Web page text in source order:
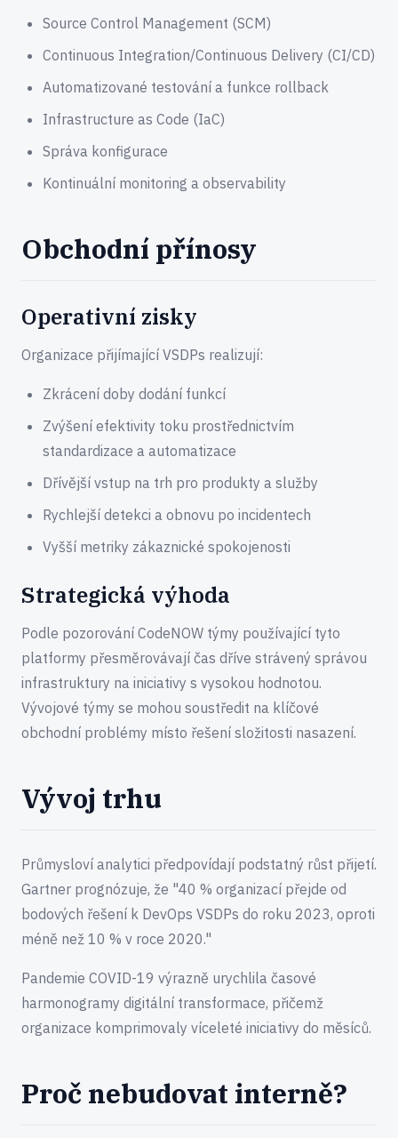
Source Control Management (SCM)
Continuous Integration/Continuous Delivery (CI/CD)
Automatizované testování a funkce rollback
Infrastructure as Code (IaC)
Správa konfigurace
Kontinuální monitoring a observability
Obchodní přínosy
Operativní zisky
Organizace přijímající VSDPs realizují:
Zkrácení doby dodání funkcí
Zvýšení efektivity toku prostřednictvím
standardizace a automatizace
Dřívější vstup na trh pro produkty a služby
Rychlejší detekci a obnovu po incidentech
Vyšší metriky zákaznické spokojenosti
Strategická výhoda
Podle pozorování CodeNOW týmy používající tyto
platformy přesměrovávají čas dříve strávený správou
infrastruktury na iniciativy s vysokou hodnotou.
Vývojové týmy se mohou soustředit na klíčové
obchodní problémy místo řešení složitosti nasazení.
Vývoj trhu
Průmysloví analytici předpovídají podstatný růst přijetí.
Gartner prognózuje, že "40 % organizací přejde od
bodových řešení k DevOps VSDPs do roku 2023, oproti
méně než 10 % v roce 2020."
Pandemie COVID-19 výrazně urychlila časové
harmonogramy digitální transformace, přičemž
organizace komprimovaly víceleté iniciativy do měsíců.
Proč nebudovat interně?